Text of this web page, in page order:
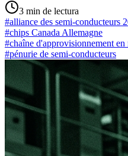
3 min de lectura
#alliance des semi-conducteurs
#chips Canada Allemagne
#chaîne d'approvisionnement en
#pénurie de semi-conducteurs